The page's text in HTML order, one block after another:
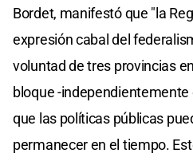
Bordet, manifestó que "la
expresión cabal del
voluntad de tres provincias
bloque -independientemente
que las políticas públicas
permanecer en el tiempo.